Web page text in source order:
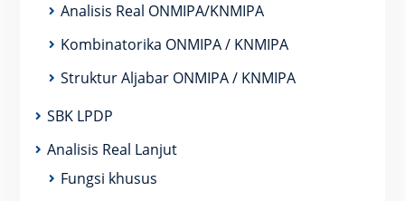
Analisis Real ONMIPA/KNMIPA
Kombinatorika ONMIPA / KNMIPA
Struktur Aljabar ONMIPA / KNMIPA
SBK LPDP
Analisis Real Lanjut
Fungsi khusus